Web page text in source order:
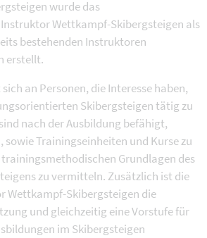
wurde das
Wettkampf-Skibergsteigen als
bestehenden Instruktoren
erstellt.
an Personen, die Interesse haben,
Skibergsteigen tätig zu
nach der Ausbildung befähigt,
sowie Trainingseinheiten und Kurse zu
Grundlagen des
zu vermitteln. Zusätzlich ist die
Wettkampf-Skibergsteigen die
und gleichzeitig eine Vorstufe für
im Skibergsteigen